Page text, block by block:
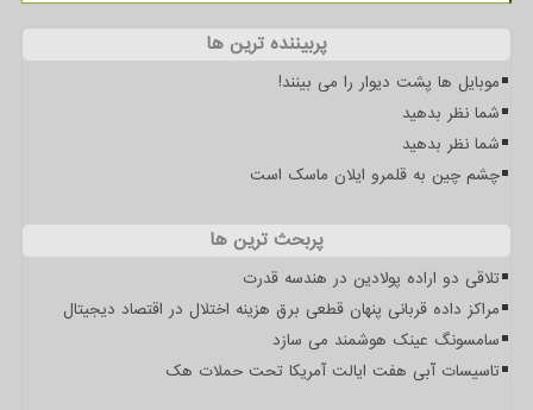
پربیننده ترین ها
موبایل ها پشت دیوار را می بینند!
شما نظر بدهید
شما نظر بدهید
چشم چین به قلمرو ایلان ماسک است
پربحث ترین ها
تلاقی دو اراده پولادین در هندسه قدرت
مراکز داده قربانی پنهان قطعی برق هزینه اختلال در اقتصاد دیجیتال
سامسونگ عینک هوشمند می سازد
تاسیسات آبی هفت ایالت آمریکا تحت حملات هک